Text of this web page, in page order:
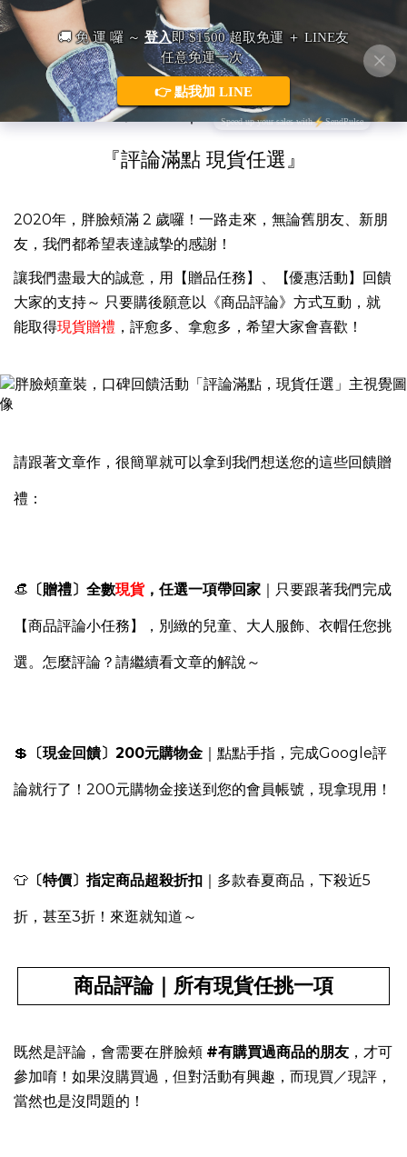
胖臉頰童裝｜購後口碑回饋
『評論滿點 現貨任選』
2020年，胖臉頰滿 2 歲囉！ 一路走來，無論舊朋友、新朋
友，我們都希望表達誠摯的感謝！
讓我們盡最大的誠意，用【贈品任務】、【優惠活動】回饋
大家的支持～ 只要購後願意以《商品評論》方式互動，就
能取得現貨贈禮 ，評愈多、拿愈多，希望大家會喜歡！
請跟著文章作，很簡單就可以拿到我們想送您的這些回饋贈
禮：
👒 〔贈禮〕全數現貨，任選一項帶回家 ｜ 只要跟著我們完成
【商品評論小任務】，別緻的兒童、大人服飾、衣帽任您挑
選。怎麼評論？請繼續看文章的解說 ～
💲 〔現金回饋〕 200元購物金 ｜ 點點手指，完成Google評
論就行了！200元購物金接送到您的會員帳號，現拿現用！
👕 〔特價〕指定商品超殺折扣 ｜多款春夏商品，下殺近5
折，甚至3折！來逛就知道 ～
商品評論｜所有現貨任挑一項
既然是評論，會需要在胖臉頰 #有購買過商品的朋友 ，才可
參加唷！如果沒購買過，但對活動有興趣，而現買／現評，
當然也是沒問題的！